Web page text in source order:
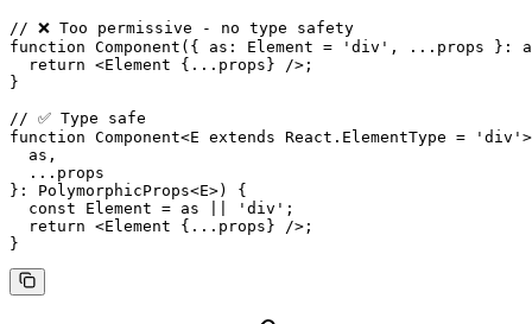
// ❌ Too permissive - no type safety
function Component ({ as : Element = 'div' , ... props } :
  return
<Element { ... props} />;
}
// ✅ Type safe
function Component<E extends React . ElementType = 'div'
  as
,
  ...
props
} : PolymorphicProps<E>) {
  const
Element = as 'div' ;
  return
<Element { ... props} />;
}